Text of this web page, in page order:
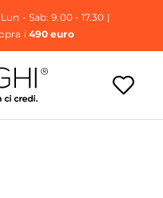
- Sab: 9.00 - 17.30 |
i 490 euro